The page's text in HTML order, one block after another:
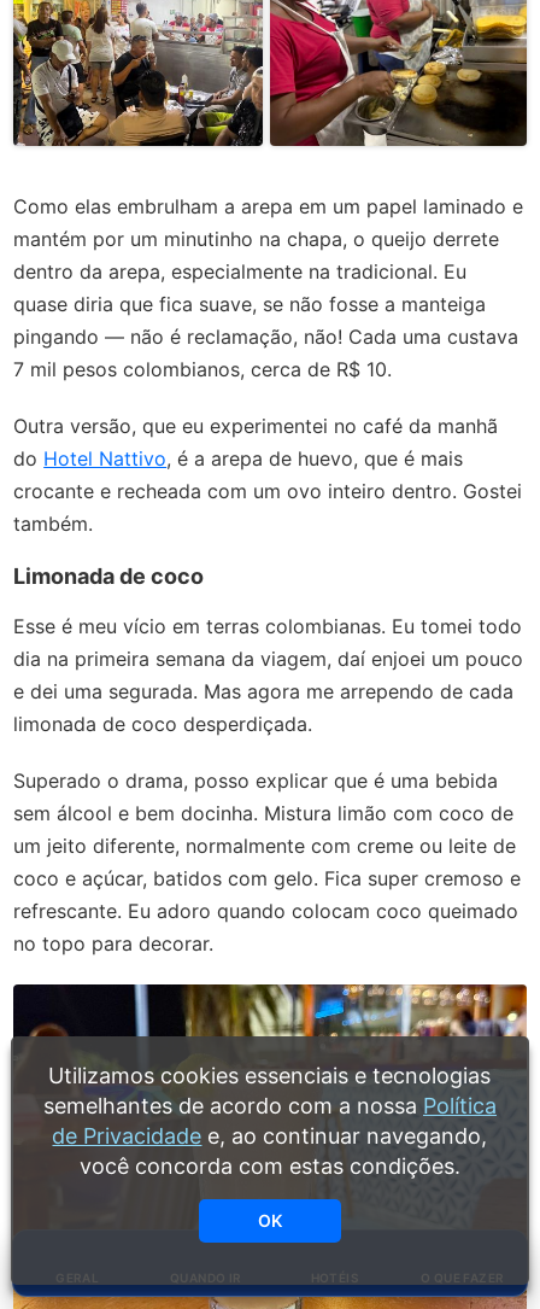
Como elas embrulham a arepa em um papel laminado e
mantém por um minutinho na chapa, o queijo derrete
dentro da arepa, especialmente na tradicional. Eu
quase diria que fica suave, se não fosse a manteiga
pingando — não é reclamação, não! Cada uma custava
7 mil pesos colombianos, cerca de R$ 10.
Outra versão, que eu experimentei no café da manhã
do Hotel Nattivo, é a arepa de huevo, que é mais
crocante e recheada com um ovo inteiro dentro. Gostei
também.
Limonada de coco
Esse é meu vício em terras colombianas. Eu tomei todo
dia na primeira semana da viagem, daí enjoei um pouco
e dei uma segurada. Mas agora me arrependo de cada
limonada de coco desperdiçada.
Superado o drama, posso explicar que é uma bebida
sem álcool e bem docinha. Mistura limão com coco de
um jeito diferente, normalmente com creme ou leite de
coco e açúcar, batidos com gelo. Fica super cremoso e
refrescante. Eu adoro quando colocam coco queimado
no topo para decorar.
QUANDO IR HOTÉIS O QUE FAZER
Utilizamos cookies essenciais e tecnologias
semelhantes de acordo com a nossa Política
de Privacidade e, ao continuar navegando,
você concorda com estas condições.
OK